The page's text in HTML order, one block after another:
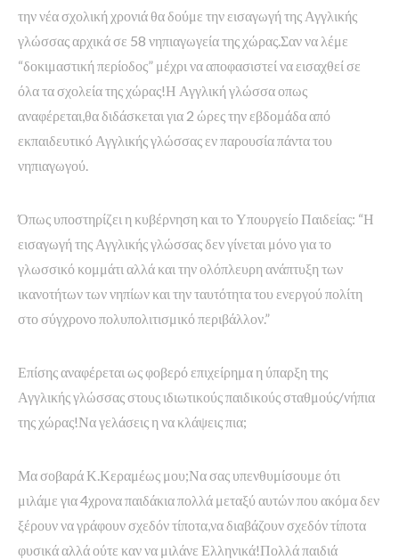
την νέα σχολική χρονιά θα δούμε την εισαγωγή της Αγγλικής
γλώσσας αρχικά σε 58 νηπιαγωγεία της χώρας.Σαν να λέμε
“δοκιμαστική περίοδος” μέχρι να αποφασιστεί να εισαχθεί σε
όλα τα σχολεία της χώρας!Η Αγγλική γλώσσα οπως
αναφέρεται,θα διδάσκεται για 2 ώρες την εβδομάδα από
εκπαιδευτικό Αγγλικής γλώσσας εν παρουσία πάντα του
νηπιαγωγού.
Όπως υποστηρίζει η κυβέρνηση και το Υπουργείο Παιδείας: “Η
εισαγωγή της Αγγλικής γλώσσας δεν γίνεται μόνο για το
γλωσσικό κομμάτι αλλά και την ολόπλευρη ανάπτυξη των
ικανοτήτων των νηπίων και την ταυτότητα του ενεργού πολίτη
στο σύγχρονο πολυπολιτισμικό περιβάλλον.”
Επίσης αναφέρεται ως φοβερό επιχείρημα η ύπαρξη της
Αγγλικής γλώσσας στους ιδιωτικούς παιδικούς σταθμούς/νήπια
της χώρας!Να γελάσεις η να κλάψεις πια;
Μα σοβαρά Κ.Κεραμέως μου;Να σας υπενθυμίσουμε ότι
μιλάμε για 4χρονα παιδάκια πολλά μεταξύ αυτών που ακόμα δεν
ξέρουν να γράφουν σχεδόν τίποτα,να διαβάζουν σχεδόν τίποτα
φυσικά αλλά ούτε καν να μιλάνε Ελληνικά!Πολλά παιδιά